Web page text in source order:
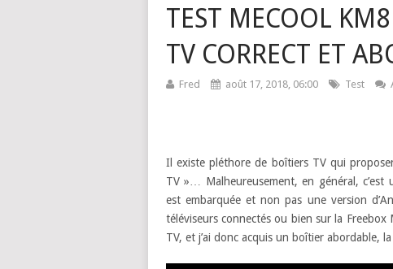
TEST MECOOL
TV CORRECT ET
Fred août 17, 2018, 06:00 Test
Il existe pléthore de boîtiers TV qui
TV »… Malheureusement, en général,
est embarquée et non pas une version
téléviseurs connectés ou bien sur la
TV, et j’ai donc acquis un boîtier abordable,